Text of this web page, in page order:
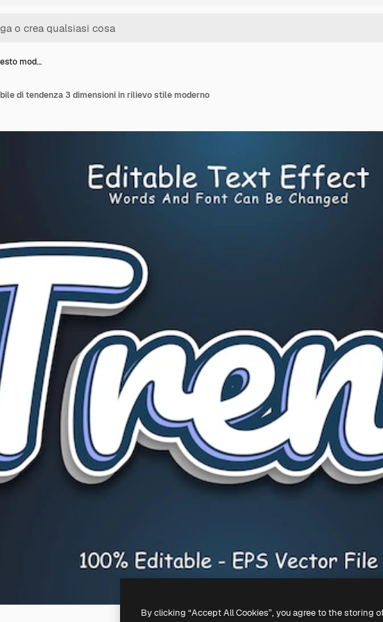
mod…
di tendenza 3 dimensioni in rilievo stile moderno
By clicking “Accept All Cookies”, you agree to the storing